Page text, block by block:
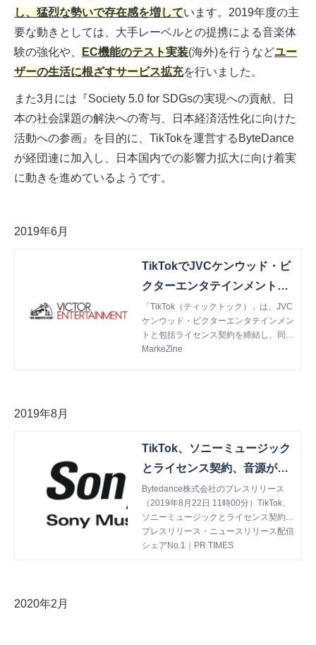
し、猛烈な勢いで存在感を増しています。2019年度の主
要な動きとしては、大手レーベルとの提携による音楽体
験の強化や、
EC機能のテスト実装(海外)を行うなどユー
ザーの生活に根ざすサービス拡充を行いました。
また3月には『Society 5.0 for SDGsの実現への貢献、日
本の社会課題の解決への寄与、日本経済活性化に向けた
活動への参画』を目的に、TikTokを運営するByteDance
が経団連に加入し、日本国内での影響力拡大に向け着実
に動きを進めているようです。
2019年6月
TikTokでJVCケンウッド・ビ
クターエンタテインメントの
楽曲が利用可能に 包括ライ
センス契約締結
「TikTok（ティックトック）」は、JVC
ケンウッド・ビクターエンタテインメン
トと包括ライセンス契約を締結し、同社
の保有する楽曲が6月より利用可能にな
MarkeZine
2019年8月
TikTok、ソニーミュージック
とライセンス契約、音源が利
用可能に
Bytedance株式会社のプレスリリース
（2019年8月22日 11時00分）TikTok、
ソニーミュージックとライセンス契約、
音源が利用可能に
プレスリリース・ニュースリリース配信
シェアNo.1｜PR TIMES
2020年2月